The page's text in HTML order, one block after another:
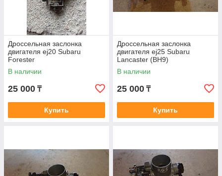
Дроссельная заслонка
двигателя ej20 Subaru
Forester
В наличии
25 000 ₸
Купить
Дроссельная заслонка
двигателя ej25 Subaru
Lancaster (BH9)
В наличии
25 000 ₸
Купить